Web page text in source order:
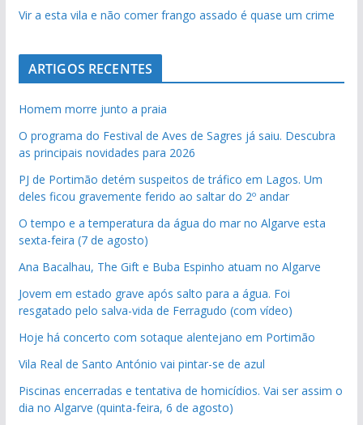
Vir a esta vila e não comer frango assado é quase um crime
ARTIGOS RECENTES
Homem morre junto a praia
O programa do Festival de Aves de Sagres já saiu. Descubra
as principais novidades para 2026
PJ de Portimão detém suspeitos de tráfico em Lagos. Um
deles ficou gravemente ferido ao saltar do 2º andar
O tempo e a temperatura da água do mar no Algarve esta
sexta-feira (7 de agosto)
Ana Bacalhau, The Gift e Buba Espinho atuam no Algarve
Jovem em estado grave após salto para a água. Foi
resgatado pelo salva-vida de Ferragudo (com vídeo)
Hoje há concerto com sotaque alentejano em Portimão
Vila Real de Santo António vai pintar-se de azul
Piscinas encerradas e tentativa de homicídios. Vai ser assim o
dia no Algarve (quinta-feira, 6 de agosto)